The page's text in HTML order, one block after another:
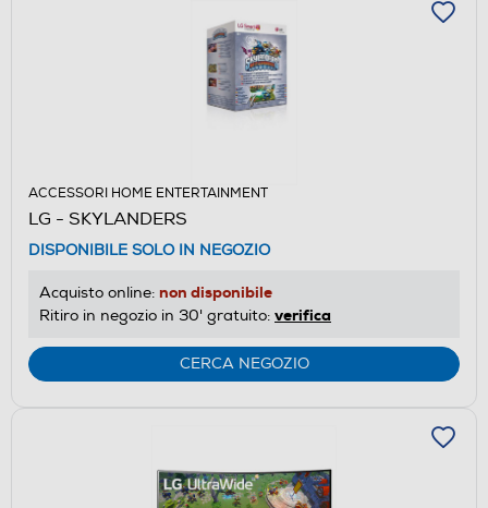
ACCESSORI HOME ENTERTAINMENT
LG - SKYLANDERS
DISPONIBILE SOLO IN NEGOZIO
Acquisto online: non disponibile
Ritiro in negozio in 30' gratuito: verifica
CERCA NEGOZIO